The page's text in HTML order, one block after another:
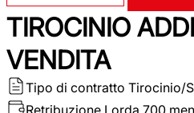
TIROCINIO
VENDITA
Tipo di contratto Tirocinio/
Retribuzione Lorda 700